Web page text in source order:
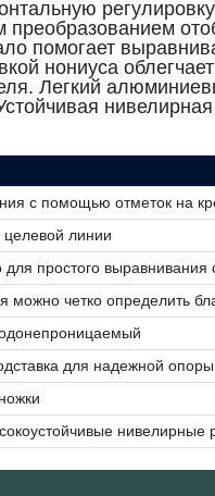
преобразованием
помогает
нониуса
Легкий
с помощью отметок на
линии
для простого выравнивания
можно четко определить
для надежной опоры
нивелирные